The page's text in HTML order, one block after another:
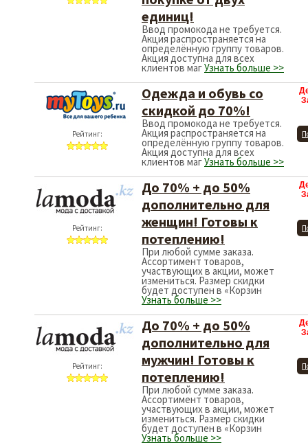
единиц!
Ввод промокода не требуется.
Акция распространяется на
определённую группу товаров.
Акция доступна для всех
клиентов магУзнать больше >>
Рейтинг:
Одежда и обувь со
скидкой до 70%!
Ввод промокода не требуется.
Акция распространяется на
определённую группу товаров.
Акция доступна для всех
клиентов магУзнать больше >>
Рейтинг:
До 70% + до 50%
дополнительно для
женщин! Готовы к
потеплению!
При любой сумме заказа.
Ассортимент товаров,
участвующих в акции, может
измениться. Размер скидки
будет доступен в «Корзин
Узнать больше >>
Рейтинг:
До 70% + до 50%
дополнительно для
мужчин! Готовы к
потеплению!
При любой сумме заказа.
Ассортимент товаров,
участвующих в акции, может
измениться. Размер скидки
будет доступен в «Корзин
Узнать больше >>